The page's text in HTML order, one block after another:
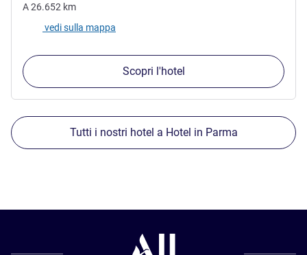
A26.652 km
vedi sulla mappa
Scopri l'hotel
Tutti i nostri hotel a Hotel in Parma